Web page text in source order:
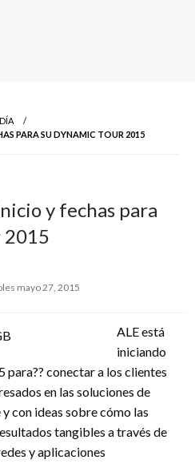
PARA SU DYNAMIC TOUR 2015
y fechas para
2015
mayo 27, 2015
ALE está
iniciando
para?? conectar a los clientes
en las soluciones de
con ideas sobre cómo las
tangibles a través de
y aplicaciones